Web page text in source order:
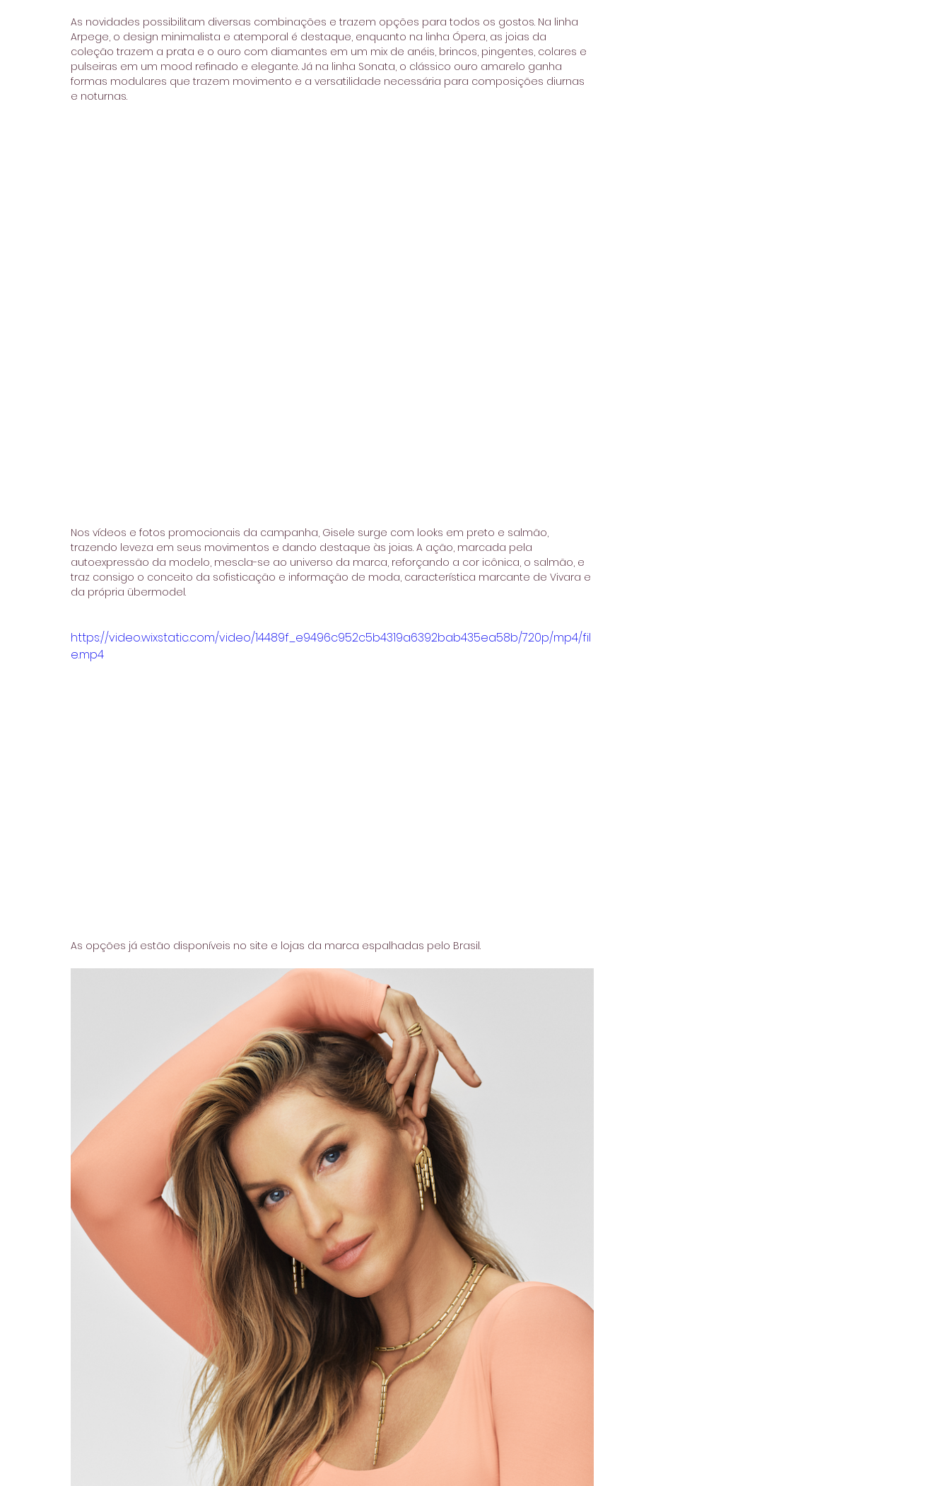
As novidades possibilitam diversas combinações e trazem opções para todos os gostos. Na linha
Arpege, o design minimalista e atemporal é destaque, enquanto na linha Ópera, as joias da
coleção trazem a prata e o ouro com diamantes em um mix de anéis, brincos, pingentes, colares e
pulseiras em um mood refinado e elegante. Já na linha Sonata, o clássico ouro amarelo ganha
formas modulares que trazem movimento e a versatilidade necessária para composições diurnas
e noturnas.
Nos vídeos e fotos promocionais da campanha, Gisele surge com looks em preto e salmão,
trazendo leveza em seus movimentos e dando destaque às joias. A ação, marcada pela
autoexpressão da modelo, mescla-se ao universo da marca, reforçando a cor icônica, o salmão, e
traz consigo o conceito da sofisticação e informação de moda, característica marcante de Vivara e
da própria übermodel.
https://video.wixstatic.com/video/14489f_e9496c952c5b4319a6392bab435ea58b/720p/mp4/fil
e.mp4
As opções já estão disponíveis no site e lojas da marca espalhadas pelo Brasil.